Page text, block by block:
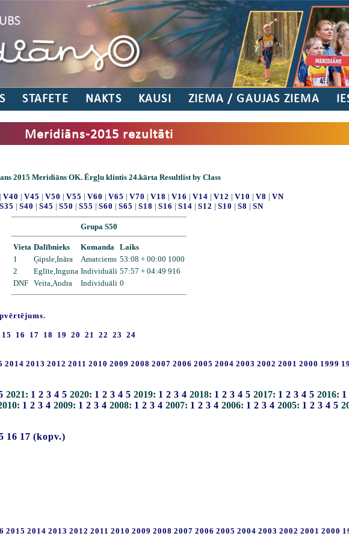
STAFETE NAKTS KAUSI ZIEMA / GAUJAS ZIEMA
Meridiāns-2015 rezultāti
2015 Meridiāns OK. Ērgļu klintis 24.kārta Resultlist by Class
| V40 | V45 | V50 | V55 | V60 | V65 | V70 | V18 | V16 | V14 | V12 | V10 | V8 | VN
S35 | S40 | S45 | S50 | S55 | S60 | S65 | S18 | S16 | S14 | S12 | S10 | S8 | SN
Grupa S50
Vieta Dalībnieks Komanda
Laiks
1
Ģipsle,Ināra Amatciems 53:08 + 00:00 1000
2
Eglīte,Inguna Individuāli 57:57 + 04:49 916
DNF
Veita,Andra Individuāli 0
.
15 16 17 18 19 20 21 22 23 24
2014 2013 2012 2011 2010 2009 2008 2007 2006 2005 2004 2003 2002 2001 2000 1999
2021: 1 2 3 4 5 2020: 1 2 3 4 5 2019: 1 2 3 4 2018: 1 2 3 4 5 2017: 1 2 3 4 5 2016: 1
1 2 3 4 2009: 1 2 3 4 2008: 1 2 3 4 2007: 1 2 3 4 2006: 1 2 3 4 2005: 1 2 3 4 5
16 17 (kopv.)
2015 2014 2013 2012 2011 2010 2009 2008 2007 2006 2005 2004 2003 2002 2001 2000